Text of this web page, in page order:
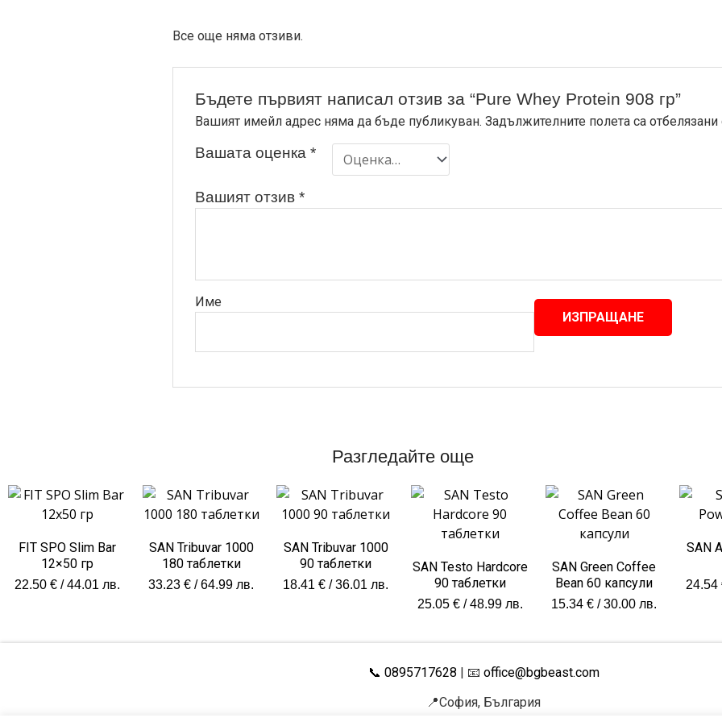
Все още няма отзиви.
Бъдете първият написал отзив за “Pure Whey Protein 908 гр”
Вашият имейл адрес няма да бъде публикуван. Задължителните полета са
Вашата оценка*
Вашият отзив*
Име
Разгледайте още
FIT SPO Slim Bar
12×50 гр
22.50 €/ 44.01 лв.
SAN Tribuvar 1000
180 таблетки
33.23€ / 64.99 лв.
SAN Tribuvar 1000
90 таблетки
18.41€ / 36.01 лв.
SAN Testo Hardcore
90 таблетки
25.05 €/ 48.99 лв.
SAN Green Coffee
Bean 60 капсули
15.34€ / 30.00 лв.
SAN
24.54
📞 0895717628 | 📧 office@bgbeast.com
📍София, България